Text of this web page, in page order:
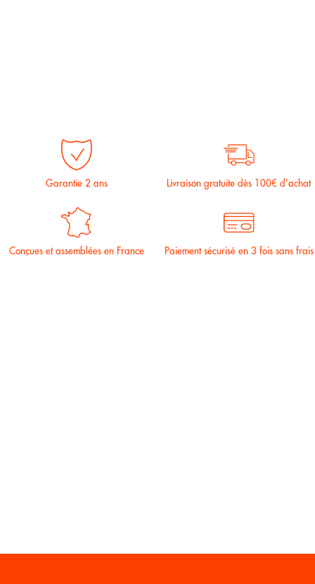
Garantie 2 ans Livraison gratuite dès 100€ d'achat
Conçues et assemblées en France Paiement sécurisé en 3 fois sans frais